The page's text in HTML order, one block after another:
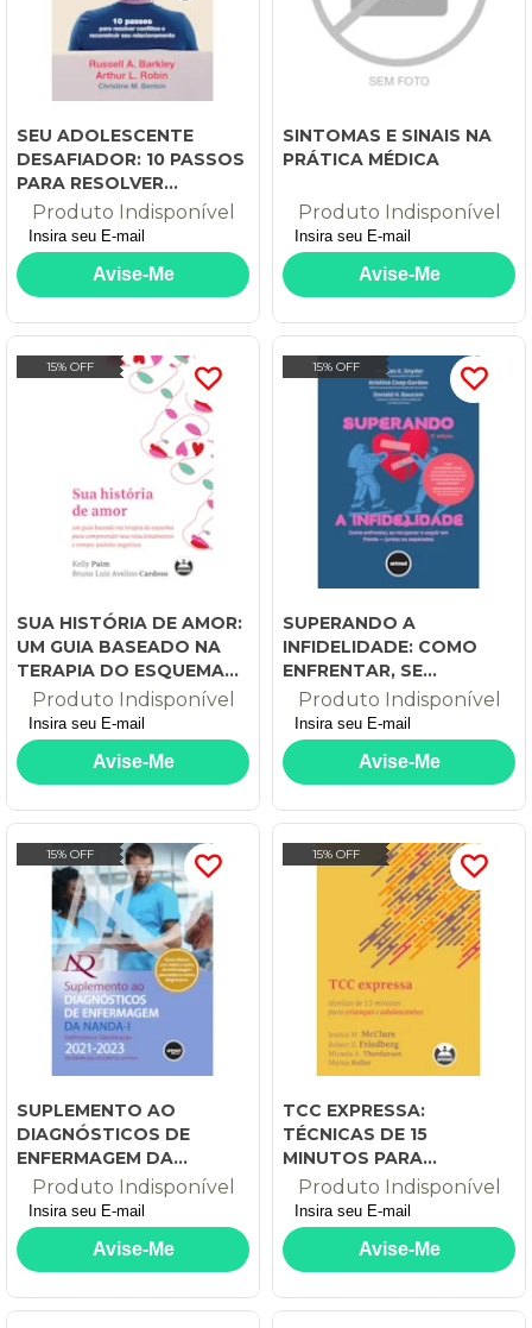
SEU ADOLESCENTE
DESAFIADOR: 10 PASSOS
PARA RESOLVER
CONFLITOS E
RECONSTRUIR SEU
RELACIONAMENTO
Produto Indisponível
SINTOMAS E SINAIS NA
PRÁTICA MÉDICA
Produto Indisponível
15% OFF
SUA HISTÓRIA DE AMOR:
UM GUIA BASEADO NA
TERAPIA DO ESQUEMA
PARA COMPREENDER
SEUS
RELACIONAMENTOS E
ROMPER PADRÕES
NEGATIVOS
Produto Indisponível
15% OFF
SUPERANDO A
INFIDELIDADE: COMO
ENFRENTAR, SE
RECUPERAR E SEGUIR EM
FRENTE - JUNTOS OU
SEPARADOS
Produto Indisponível
15% OFF
SUPLEMENTO AO
DIAGNÓSTICOS DE
ENFERMAGEM DA
NANDA-I: DEFINIÇÕES E
CLASSIFICAÇÃO 2021-
2023: NOVIDADES QUE
VOCÊ PRECISA
CONHECER
Produto Indisponível
15% OFF
TCC EXPRESSA:
TÉCNICAS DE 15
MINUTOS PARA
CRIANÇAS E
ADOLESCENTES
Produto Indisponível